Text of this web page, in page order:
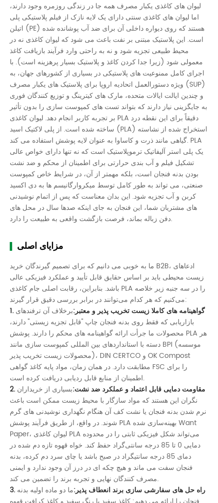
لیوان های کاغذی یکبار مصرف همه جا در زندگی روزمره وجود دارند،
اما لیوان های کاغذی سنتی دارای یک لایه نازک از فیلم پلاستیکی پلی
اتیلن (PE) هستند که روی دیواره داخلی آن برای ضد آب پوشانده شده
است. این پلاستیک مبتنی بر نفت باعث می شود که لیوان کاغذی نه در
محیط طبیعی تجزیه شود و نه به راحتی وارد فرآیند بازیافت کاغذ
معمولی شود (زیرا جدا کردن کاغذ و پلاستیک بسیار پرهزینه است). با
اجرای کامل ممنوعیت های پلاستیکی در بسیاری از کشورهای جهان، به
ویژه دستورالعمل اتحادیه اروپا برای پلاستیک های یکبار مصرف (SUP)
و چندین ایالت ایالات متحده، مارک های کیترینگ و توزیع کنندگان فوری
به جایگزینی نیاز دارند که بتواند تست های کمپوست سازی را بدون تأثیر
بر تجربه کاربر انجام دهد. لیوان کاغذی PLA دقیقاً برای این نقطه درد
ساخته شده است. از پلی لاکتیک اسید (PLA) استخراج شده از نشاسته
گیاهی مانند ذرت و کاساوا به عنوان لایه پوشش استفاده می کند. PLA
یک پلی استر آلیفاتیک ترموپلاستیک است که نه تنها دارای خواص عالی
تشکیل فیلم و آب بندی حرارتی برای اطمینان از محکم و ضد نشت
بودن بدنه فنجان است، بلکه مهمتر از آن، در شرایط خاص کمپوست
صنعتی، می تواند به طور کامل توسط میکروارگانیسم ها به دی اکسید
کربن و آب تجزیه شود. این بدان معناست که پس از اتمام نوشیدنی
های مشتریان شما، این فنجان به جای اینکه صدها سال در محل های
دفن زباله بماند، فرصت بازگشت واقعی به طبیعت را دارد.
مزایای اصلی
ما به خوبی می دانیم که برای تصمیم گیرندگان خرید B2B، ادعاهای
زیست محیطی باید بر اساس حقایق قابل تأیید و عملکرد فیزیکی عالی
باشد. بنابراین، رقابت اصلی جام کاغذی PLA را در سه جنبه زیر خلاصه
می‌کنیم که هر کدام می‌توانند در برابر بررسی دقیق قرار گیرند:
1. گواهینامه های کاملا زیست تخریب پذیر و معتبر:برخلاف آن ترفندهای
بازاریابی که فقط روی بدنه فنجان چاپ "قابل تجزیه زیستی" دارند،
محصولات ما جرأت ارائه گواهینامه های محکم را دارند. پوشش PLA هر
دسته با استانداردهای بین المللی کمپوست سازی مانند BPI (موسسه
محصولات زیست تخریب پذیر)، DIN CERTCO و OK Compost
مطابقت دارد. در همان زمان، مواد پایه کاغذ گواهی FSC را برای
اطمینان از منابع قابل ردیابی دریافت کرده است.
2. مقاومت دمایی قابل اعتماد و عملکرد ضد نشت:بسیاری از خریداران
نگران این هستند که مواد سازگار با محیط زیست ممکن است باعث
نرم شدن بدنه فنجان یا نشت کف آن هنگام نگهداری نوشیدنی های گرم
شوند. در واقع، از طریق فرآیند پوشش PLA بهینه‌سازی شده Want
Paper، لیوان کاغذی PLA می‌تواند شکل فیزیکی ثابتی را در محدوده
دمایی 0 تا 85 درجه سانتی‌گراد حفظ کند. خواه قهوه تازه دم شده در
دمای 85 درجه سانتیگراد در صبح باشد یا چای سرد دم کرده، بدنه
فنجان سفت می ماند و هیچ چکه ای در درز آن وجود ندارد و ایمنی
مصرف کنندگان نهایی و تجربه برند را تضمین می کند.
3. راه حل های سفارشی سازی برند انعطاف پذیر:ما دو ماده اولیه بدنه